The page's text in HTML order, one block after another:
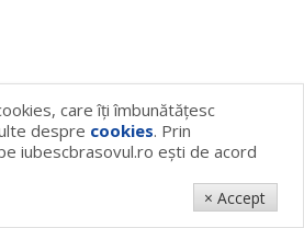
care îţi îmbunătăţesc
despre cookies. Prin
iubescbrasovul.ro eşti de acord
× Accept